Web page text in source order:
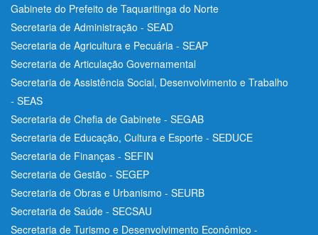
Gabinete do Prefeito de Taquaritinga do Norte
Secretaria de Administração - SEAD
Secretaria de Agricultura e Pecuária - SEAP
Secretaria de Articulação Governamental
Secretaria de Assistência Social, Desenvolvimento e Trabalho
- SEAS
Secretaria de Chefia de Gabinete - SEGAB
Secretaria de Educação, Cultura e Esporte - SEDUCE
Secretaria de Finanças - SEFIN
Secretaria de Gestão - SEGEP
Secretaria de Obras e Urbanismo - SEURB
Secretaria de Saúde - SECSAU
Secretaria de Turismo e Desenvolvimento Econômico -